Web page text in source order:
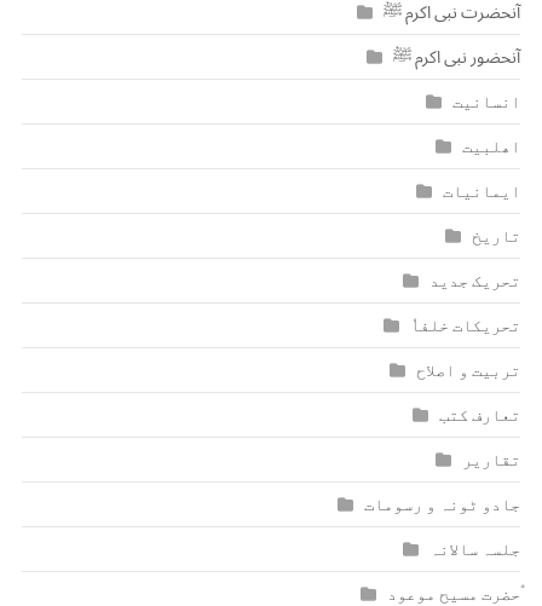
آنحضرت نبی اکرم ﷺ
آنحضور نبی اکرم ﷺ
انسانیت
اھلبیت
ایمانیات
تاریخ
تحریک جدید
تحریکات خلفاٗ
تربیت و اصلاح
تعارف کتب
تقاریر
جادو ٹونہ و رسومات
جلسہ سالانہ
ٰؑحضرت مسیح موعود